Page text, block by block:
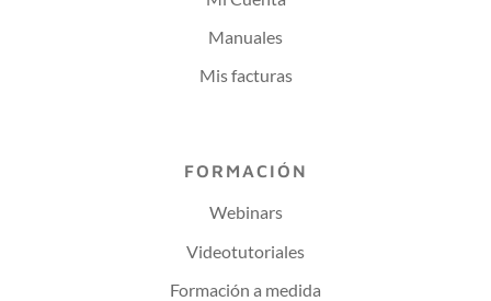
Manuales
Mis facturas
FORMACIÓN
Webinars
Videotutoriales
Formación a medida